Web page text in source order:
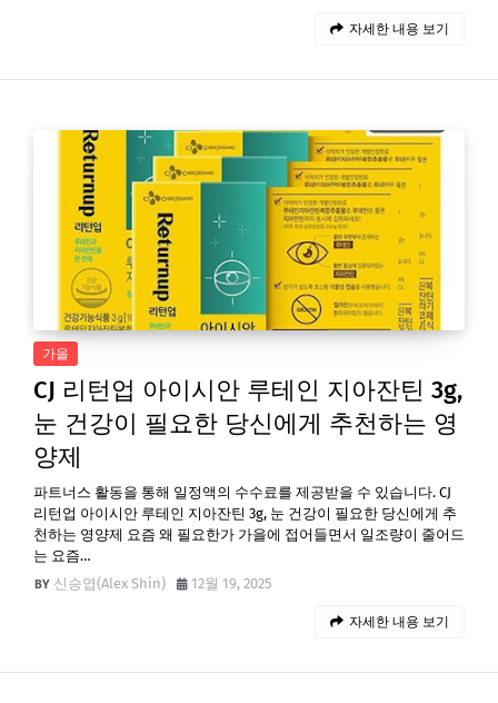
자세한 내용 보기
가을
CJ 리턴업 아이시안 루테인 지아잔틴 3g,
눈 건강이 필요한 당신에게 추천하는 영
양제
파트너스 활동을 통해 일정액의 수수료를 제공받을 수 있습니다. CJ
리턴업 아이시안 루테인 지아잔틴 3g, 눈 건강이 필요한 당신에게 추
천하는 영양제 요즘 왜 필요한가 가을에 접어들면서 일조량이 줄어드
는 요즘…
신승엽(Alex Shin)
12월 19, 2025
자세한 내용 보기